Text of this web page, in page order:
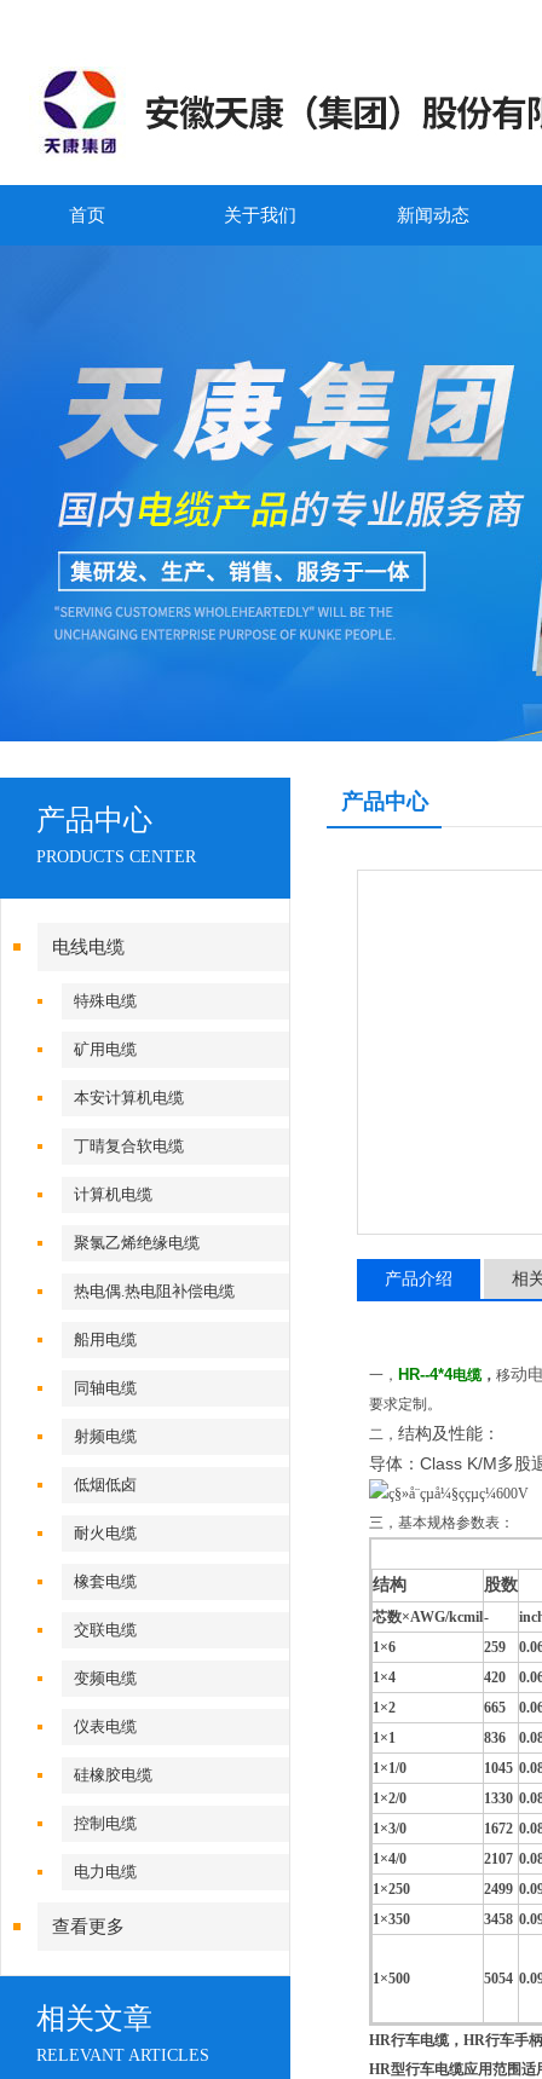
首页 关于我们 新闻动态
产品中心
PRODUCTS CENTER
电线电缆
特殊电缆
矿用电缆
本安计算机电缆
丁晴复合软电缆
计算机电缆
聚氯乙烯绝缘电缆
热电偶.热电阻补偿电缆
船用电缆
同轴电缆
射频电缆
低烟低卤
耐火电缆
橡套电缆
交联电缆
变频电缆
仪表电缆
硅橡胶电缆
控制电缆
电力电缆
查看更多
相关文章
RELEVANT ARTICLES
产品中心
产品介绍 相
一， HR--4*4电缆， 移动
要求定制。
二， 结构及性能：
导体： Class K/M多股
三，基本规格参数表：
结构 股数
芯数×AWG/kcmil-
1×6
259
1×4
420
1×2
665
1×1
836
1×1/0
1045
1×2/0
1330
1×3/0
1672
1×4/0
2107
1×250
2499
1×350
3458
1×500 5054
HR行车电缆，HR行车手
HR型行车电缆应用范围适